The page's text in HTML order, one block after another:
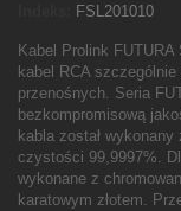
FSL201010
Kabel Prolink
kabel RCA
przenośnych. Seria
bezkompromisową
kabla został
czystości 99,9997%.
wykonane z
karatowym złotem.